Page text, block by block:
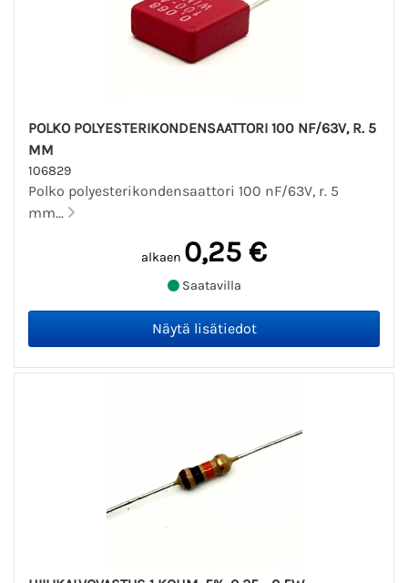
POLKO POLYESTERIKONDENSAATTORI 100 NF/63V, R. 5
MM
106829
Polko polyesterikondensaattori 100 nF/63V, r. 5
mm...
alkaen 0,25 €
Saatavilla